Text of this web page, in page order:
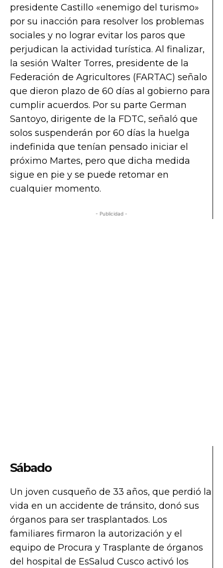
presidente Castillo «enemigo del turismo»
por su inacción para resolver los problemas
sociales y no lograr evitar los paros que
perjudican la actividad turística. Al finalizar,
la sesión Walter Torres, presidente de la
Federación de Agricultores (FARTAC) señalo
que dieron plazo de 60 días al gobierno para
cumplir acuerdos. Por su parte German
Santoyo, dirigente de la FDTC, señaló que
solos suspenderán por 60 días la huelga
indefinida que tenían pensado iniciar el
próximo Martes, pero que dicha medida
sigue en pie y se puede retomar en
cualquier momento.
- Publicidad -
Sábado
Un joven cusqueño de 33 años, que perdió la
vida en un accidente de tránsito, donó sus
órganos para ser trasplantados. Los
familiares firmaron la autorización y el
equipo de Procura y Trasplante de órganos
del hospital de EsSalud Cusco activó los